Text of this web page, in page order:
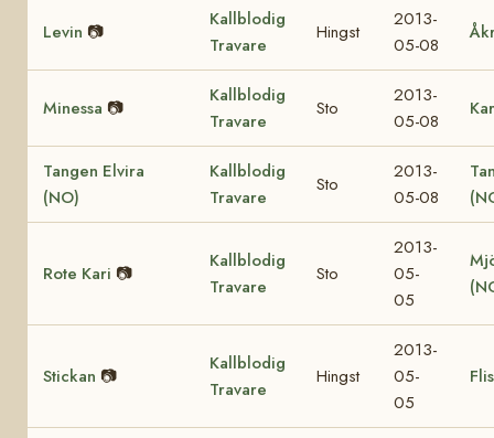
Levin 📷
Kallblodig
Travare
Hingst
2013-
05-08
Minessa 📷
Kallblodig
Travare
Sto
2013-
05-08
Tangen Elvira
(NO)
Kallblodig
Travare
Sto
2013-
05-08
Rote Kari 📷
Kallblodig
Travare
Sto
2013-
05-
05
Stickan 📷
Kallblodig
Travare
Hingst
2013-
05-
05